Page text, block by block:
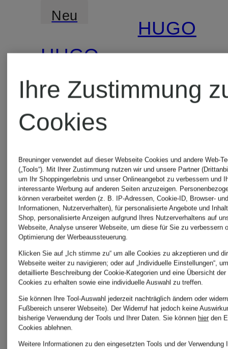
Neu
HUGO
Anzugshose
FLIPS
119,95 €
HUGO
Hose
Ihre Zustimmung
Cookies
Breuninger verwendet auf dieser Webseite Cookies und andere Web-
(„Tools“). Mit Ihrer Zustimmung nutzen wir und unsere Partner
um Ihr Shoppingerlebnis und unser Onlineangebot zu verbessern und
interessante Werbung auf anderen Seiten anzuzeigen.
können verarbeitet werden (z. B. IP-Adressen, Cookie-ID, Browser-
Informationen, Nutzerverhalten), für personalisierte Angebote und
Shop, personalisierte Anzeigen aufgrund Ihres Nutzerverhaltens auf
Webseite, Analyse unserer Webseite, um diese für Sie zu verbessern
Optimierung der Werbeaussteuerung.
Klicken Sie auf „Ich stimme zu“ um alle Cookies zu akzeptieren und
Webseite weiter zu navigieren; oder auf „Individuelle Einstellungen“,
detaillierte Beschreibung der Cookie-Kategorien und eine Übersicht
Cookies zu erhalten sowie eine individuelle Auswahl zu treffen.
Sie können Ihre Tool-Auswahl jederzeit nachträglich ändern oder
Fußbereich unserer Webseite). Der Widerruf hat jedoch keine
bisherige Verwendung der Tools und Ihrer Daten. Sie können hier den
Cookies ablehnen.
Weitere Informationen zu den eingesetzten Tools und der Verwendung